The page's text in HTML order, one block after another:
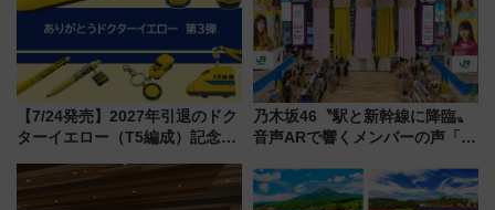
【7/24発売】2027年引退のドク
ターイエロー（T5編成）記念グ
送の目覚まし時計など通販・販
売店舗まとめ
乃木坂46〝駅と新幹線に降臨〟
音声ARで響くメンバーの声「真